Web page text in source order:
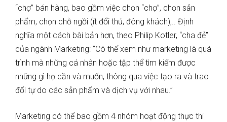
“chợ” bán hàng, bao gồm việc chọn “chợ”, chọn sản
phẩm, chọn chỗ ngồi (ít đổi thủ, đông khách),.. Định
nghĩa một cách bài bản hơn, theo Philip Kotler, “cha đẻ”
của ngành Marketing: “Có thể xem như marketing là quá
trình mà những cá nhân hoặc tập thể tìm kiếm được
những gì họ cần và muốn, thông qua việc tạo ra và trao
đổi tự do các sản phẩm và dịch vụ với nhau.”
Marketing có thể bao gồm 4 nhóm hoạt động thực thi